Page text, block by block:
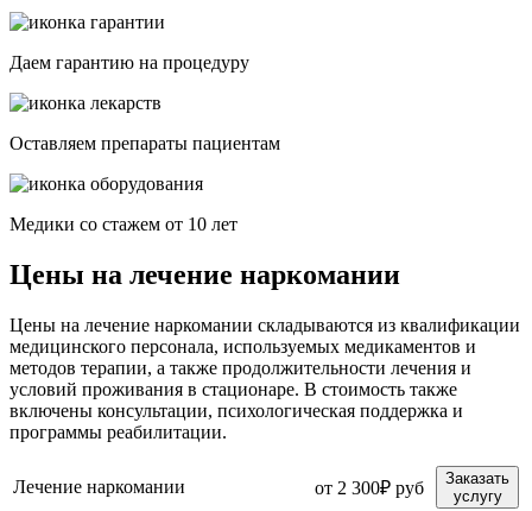
Даем гарантию на процедуру
Оставляем препараты пациентам
Медики со стажем от 10 лет
Цены на лечение наркомании
Цены на лечение наркомании складываются из квалификации
медицинского персонала, используемых медикаментов и
методов терапии, а также продолжительности лечения и
условий проживания в стационаре. В стоимость также
включены консультации, психологическая поддержка и
программы реабилитации.
Лечение наркомании от 2 300₽ руб
Заказать
услугу